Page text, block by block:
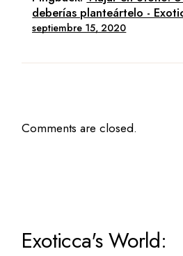
deberías planteártelo -
septiembre 15, 2020
Comments are closed.
Exoticca's World: